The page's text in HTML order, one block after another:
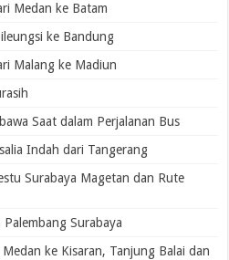
Medan ke Batam
ke Bandung
Malang ke Madiun
Saat dalam Perjalanan Bus
Indah dari Tangerang
Surabaya Magetan dan Rute
Surabaya
ke Kisaran, Tanjung Balai dan